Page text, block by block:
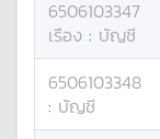
6506103347
เรือง : บัญชี
6506103348
: บัญชี